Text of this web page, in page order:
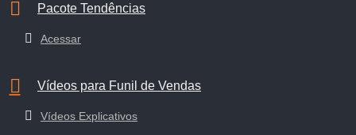
Pacote Tendências
Acessar
Vídeos para Funil de Vendas
Vídeos Explicativos